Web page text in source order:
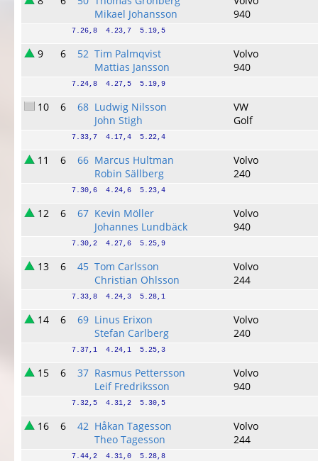
Mikael Johansson
940
7.26,8  4.23,7  5.19,5
9 6 52 Tim Palmqvist
Mattias Jansson
Volvo
940
7.24,8  4.27,5  5.19,9
10 6 68 Ludwig Nilsson
John Stigh
VW
Golf
7.33,7  4.17,4  5.22,4
11 6 66 Marcus Hultman
Robin Sällberg
Volvo
240
7.30,6  4.24,6  5.23,4
12 6 67 Kevin Möller
Johannes Lundbäck
Volvo
940
7.30,2  4.27,6  5.25,9
13 6 45 Tom Carlsson
Christian Ohlsson
Volvo
244
7.33,8  4.24,3  5.28,1
14 6 69 Linus Erixon
Stefan Carlberg
Volvo
240
7.37,1  4.24,1  5.25,3
15 6 37 Rasmus Pettersson
Leif Fredriksson
Volvo
940
7.32,5  4.31,2  5.30,5
16 6 42 Håkan Tagesson
Theo Tagesson
Volvo
244
7.44,2  4.31,0  5.28,8